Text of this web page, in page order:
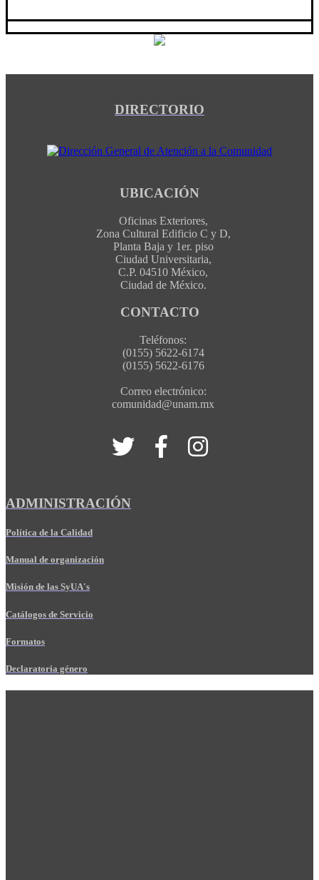
DIRECTORIO
UBICACIÓN
Oficinas Exteriores,
Zona Cultural Edificio C y D,
Planta Baja y 1er. piso
Ciudad Universitaria,
C.P. 04510 México,
Ciudad de México.
CONTACTO
Teléfonos:
(0155) 5622-6174
(0155) 5622-6176
Correo electrónico:
comunidad@unam.mx
ADMINISTRACIÓN
Política de la Calidad
Manual de organización
Misión de las SyUA's
Catálogos de Servicio
Formatos
Declaratoria género